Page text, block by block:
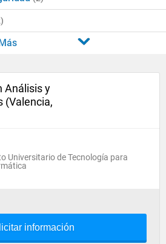
Análisis y
(Valencia,
Universitario de Tecnología para
información